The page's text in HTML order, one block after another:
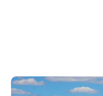
Ubicación de todos